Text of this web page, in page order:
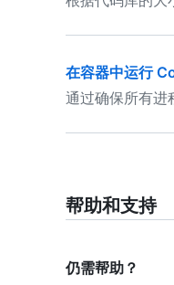
在容器中运行
通过确保所有进
帮助和支持
仍需帮助？